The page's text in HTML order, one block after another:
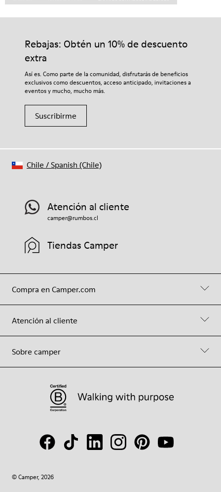
Rebajas: Obtén un 10% de descuento
extra
Así es. Como parte de la comunidad, disfrutarás de beneficios
exclusivos como descuentos, acceso anticipado, invitaciones a
eventos y mucho, mucho más.
Suscribirme
Compra en Camper.com
Atención al cliente
Sobre camper
Atención al cliente
camper@rumbos.cl
Tiendas Camper
© Camper, 2026
Chile /Spanish (Chile)